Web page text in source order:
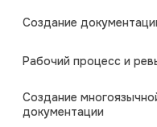
Создание
Рабочий процесс и
Создание
документации